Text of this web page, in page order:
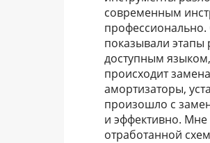
современным
показывали
доступным
происходит
амортизаторы,
произошло с
и эффективно. Мне
отработанной